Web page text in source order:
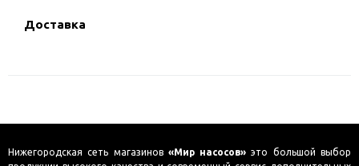
Доставка
Нижегородская сеть магазинов «Мир насосов» это большой выбор